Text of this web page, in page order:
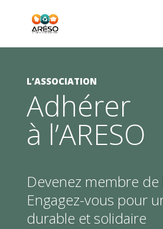
L’ASSOCIATION
Adhérer
à l’ARESO
Devenez membre de
Engagez-vous pour
durable et solidaire